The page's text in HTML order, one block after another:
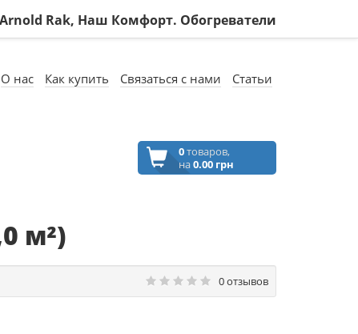
Rak, Наш Комфорт. Обогреватели
О нас Как купить Связаться с нами Статьи
0товаров,
на0.00 грн
м²)
0 отзывов